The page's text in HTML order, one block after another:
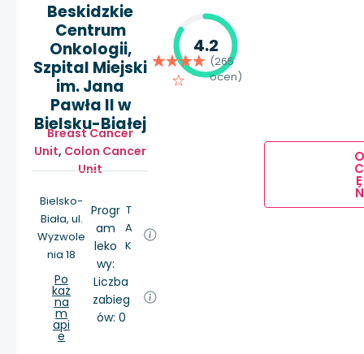
Beskidzkie
Centrum
Onkologii,
Szpital Miejski
im. Jana
Pawła II w
Bielsku-Białej
Breast Cancer
Unit, Colon Cancer
Unit
Bielsko-
Biała, ul.
Wyzwole
nia 18
Po
każ
na
m
api
e
Progr
am
leko
wy:
T
A
K
Liczba
zabieg
ów: 0
4.2
(265
ocen)
O
C
E
Ń